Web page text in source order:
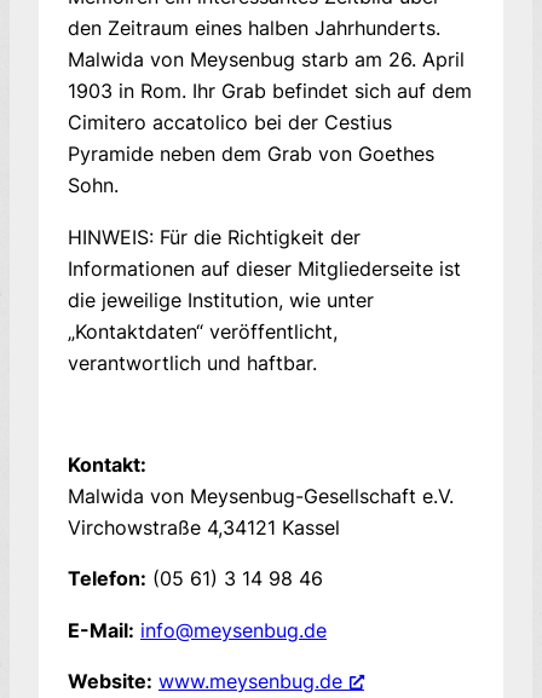
den Zeitraum eines halben Jahrhunderts.
Malwida von Meysenbug starb am 26. April
1903 in Rom. Ihr Grab befindet sich auf dem
Cimitero accatolico bei der Cestius
Pyramide neben dem Grab von Goethes
Sohn.
HINWEIS: Für die Richtigkeit der
Informationen auf dieser Mitgliederseite ist
die jeweilige Institution, wie unter
„Kontaktdaten“ veröffentlicht,
verantwortlich und haftbar.
Kontakt:
Malwida von Meysenbug-Gesellschaft e.V.
Virchowstraße 4 34121 Kassel
Telefon: (05 61) 3 14 98 46
E-Mail: info@meysenbug.de
Website: www.meysenbug.de